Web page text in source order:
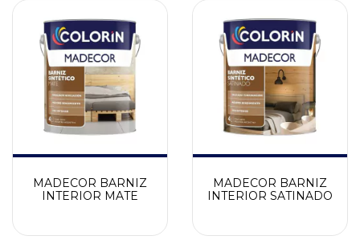
MADECOR BARNIZ
INTERIOR MATE
MADECOR BARNIZ
INTERIOR SATINADO